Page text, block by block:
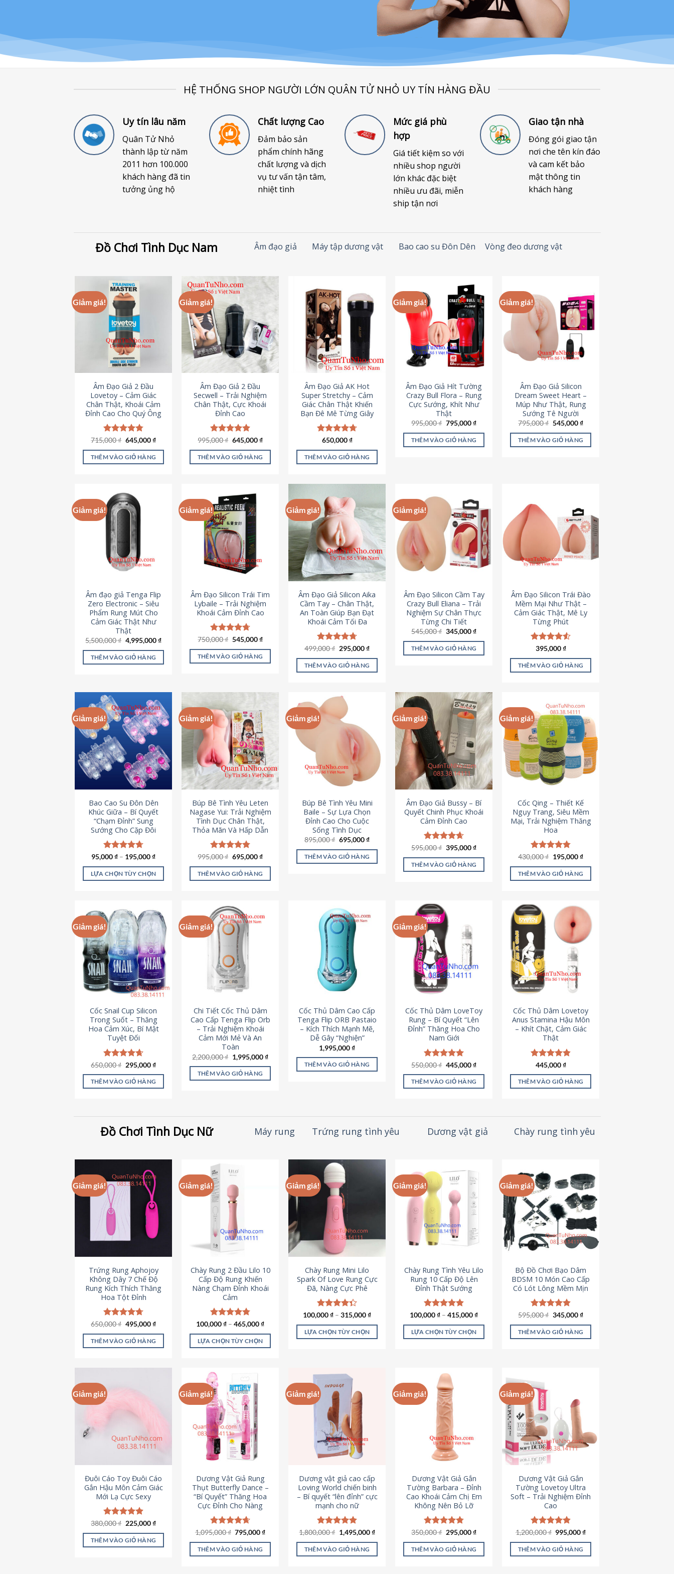
HỆ THỐNG SHOP NGƯỜI LỚN QUÂN TỬ NHỎ UY TÍN HÀNG ĐẦU
Uy tín lâu năm
Quân Tử Nhỏ
thành lập từ năm
2011 hơn 100.000
khách hàng đã tin
tưởng ủng hộ
Chất lượng Cao
Đảm bảo sản
phẩm chính hãng
chất lượng và dịch
vụ tư vấn tận tâm,
nhiệt tình
Mức giá phù
hợp
Giá tiết kiệm so với
nhiều shop người
lớn khác đặc biệt
nhiều ưu đãi, miễn
ship tận nơi
Giao tận nhà
Đóng gói giao tận
nơi che tên kín đáo
và cam kết bảo
mật thông tin
khách hàng
Đồ Chơi Tình Dục Nam Âm đạo giả Máy tập dương vật Bao cao su Đôn Dên Vòng đeo dương vật
Giảm giá!
Âm Đạo Giả 2 Đầu
Lovetoy – Cảm Giác
Chân Thật, Khoái Cảm
Đỉnh Cao Cho Quý Ông
Được xếp
hạng4.79
5 sao
715,000₫ Giá
là:
715,000 ₫.
645,000₫Giá
tại
là:
THÊM VÀO GIỎ HÀNG
Giảm giá!
Âm Đạo Giả 2 Đầu
Secwell – Trải Nghiệm
Chân Thật, Cực Khoái
Đỉnh Cao
Được xếp
hạng4.88
5 sao
995,000₫ Giá
là:
995,000 ₫.
645,000₫Giá
tại
là:
THÊM VÀO GIỎ HÀNG
Âm Đạo Giả AK Hot
Super Stretchy – Cảm
Giác Chân Thật Khiến
Bạn Đê Mê Từng Giây
Được xếp
hạng4.75
5 sao
650,000₫
THÊM VÀO GIỎ HÀNG
Giảm giá!
Âm Đạo Giả Hít Tường
Crazy Bull Flora – Rung
Cực Sướng, Khít Như
Thật
995,000₫ Giá
là:
995,000 ₫.
795,000₫Giá
tại
là:
THÊM VÀO GIỎ HÀNG
Giảm giá!
Âm Đạo Giả Silicon
Dream Sweet Heart –
Múp Như Thật, Rung
Sướng Tê Người
795,000₫ Giá
là:
795,000 ₫.
545,000₫Giá
tại
là:
THÊM VÀO GIỎ HÀNG
Giảm giá!
Âm đạo giả Tenga Flip
Zero Electronic – Siêu
Phẩm Rung Mút Cho
Cảm Giác Thật Như
Thật
5,500,000₫ Giá
gốc
là:
5,500,000 ₫.
4,995,000₫Giá
tại
THÊM VÀO GIỎ HÀNG
Giảm giá!
Âm Đạo Silicon Trái Tim
Lybaile – Trải Nghiệm
Khoái Cảm Đỉnh Cao
Được xếp
5 sao
750,000₫ Giá
là:
750,000 ₫.
545,000₫Giá
tại
là:
THÊM VÀO GIỎ HÀNG
Giảm giá!
Âm Đạo Giả Silicon Aika
Cầm Tay – Chân Thật,
An Toàn Giúp Bạn Đạt
Khoái Cảm Tối Đa
Được xếp
5 sao
499,000₫ Giá
là:
499,000 ₫.
295,000₫Giá
tại
là:
THÊM VÀO GIỎ HÀNG
Giảm giá!
Âm Đạo Silicon Cầm Tay
Crazy Bull Eliana – Trải
Nghiệm Sự Chân Thực
Từng Chi Tiết
545,000₫ Giá
là:
545,000 ₫.
345,000₫Giá
tại
là:
THÊM VÀO GIỎ HÀNG
Âm Đạo Silicon Trái Đào
Mềm Mại Như Thật –
Cảm Giác Thật, Mê Ly
Từng Phút
Được xếp
5 sao
395,000₫
THÊM VÀO GIỎ HÀNG
Giảm giá!
Bao Cao Su Đôn Dên
Khúc Giữa – Bí Quyết
“Chạm Đỉnh” Sung
Sướng Cho Cặp Đôi
Được xếp
5 sao
95,000₫ – 195,000₫
LỰA CHỌN TÙY CHỌN
này
có
nhiều
biến
thể.
Các
tùy
chọn
thể
được
chọn
trên
trang
phẩm
Giảm giá!
Búp Bê Tình Yêu Leten
Nagase Yui: Trải Nghiệm
Tình Dục Chân Thật,
Thỏa Mãn Và Hấp Dẫn
Được xếp
5 sao
995,000₫ Giá
là:
995,000 ₫.
695,000₫Giá
tại
là:
THÊM VÀO GIỎ HÀNG
Giảm giá!
Búp Bê Tình Yêu Mini
Baile – Sự Lựa Chọn
Đỉnh Cao Cho Cuộc
Sống Tình Dục
895,000₫ Giá
là:
895,000 ₫.
695,000₫Giá
tại
là:
THÊM VÀO GIỎ HÀNG
Giảm giá!
Âm Đạo Giả Bussy – Bí
Quyết Chinh Phục Khoái
Cảm Đỉnh Cao
Được xếp
5 sao
595,000₫ Giá
là:
595,000 ₫.
395,000₫Giá
tại
là:
THÊM VÀO GIỎ HÀNG
Giảm giá!
Cốc Qing – Thiết Kế
Ngụy Trang, Siêu Mềm
Mại, Trải Nghiệm Thăng
Hoa
Được xếp
5 sao
430,000₫ Giá
là:
430,000 ₫.
195,000₫Giá
tại
là:
THÊM VÀO GIỎ HÀNG
Giảm giá!
Cốc Snail Cup Silicon
Trong Suốt – Thăng
Hoa Cảm Xúc, Bí Mật
Tuyệt Đối
Được xếp
hạng4.69
5 sao
650,000₫ Giá
là:
650,000 ₫.
295,000₫Giá
tại
là:
THÊM VÀO GIỎ HÀNG
Giảm giá!
Chi Tiết Cốc Thủ Dâm
Cao Cấp Tenga Flip Orb
– Trải Nghiệm Khoái
Cảm Mới Mẻ Và An
Toàn
2,200,000₫ Giá
gốc
là:
2,200,000 ₫.
1,995,000₫Giá
THÊM VÀO GIỎ HÀNG
Cốc Thủ Dâm Cao Cấp
Tenga Flip ORB Pastaio
– Kích Thích Mạnh Mẽ,
Dễ Gây “Nghiện”
1,995,000₫
THÊM VÀO GIỎ HÀNG
Giảm giá!
Cốc Thủ Dâm LoveToy
Rung – Bí Quyết “Lên
Đỉnh” Thăng Hoa Cho
Nam Giới
Được xếp
hạng5.00
5 sao
550,000₫ Giá
là:
550,000 ₫.
445,000₫Giá
tại
là:
THÊM VÀO GIỎ HÀNG
Cốc Thủ Dâm Lovetoy
Anus Stamina Hậu Môn
– Khít Chặt, Cảm Giác
Thật
Được xếp
hạng4.84
5 sao
445,000₫
THÊM VÀO GIỎ HÀNG
Đồ Chơi Tình Dục Nữ Máy rung Trứng rung tình yêu Dương vật giả Chày rung tình yêu
Giảm giá!
Trứng Rung Aphojoy
Không Dây 7 Chế Độ
Rung Kích Thích Thăng
Hoa Tột Đỉnh
Được xếp
5 sao
650,000₫ Giá
là:
650,000 ₫.
495,000₫Giá
tại
là:
THÊM VÀO GIỎ HÀNG
Giảm giá!
Chày Rung 2 Đầu Lilo 10
Cấp Độ Rung Khiến
Nàng Chạm Đỉnh Khoái
Cảm
Được xếp
5 sao
100,000₫ – 465,000₫
LỰA CHỌN TÙY CHỌN
có
nhiều
biến
thể.
Các
tùy
chọn
thể
được
chọn
trên
trang
phẩm
Giảm giá!
Chày Rung Mini Lilo
Spark Of Love Rung Cực
Đã, Nàng Cực Phê
Được xếp
5 sao
100,000₫ – 315,000₫
LỰA CHỌN TÙY CHỌN
nhiều
thể.
Các
tùy
chọn
được
chọn
trên
trang
sản
phẩm
Giảm giá!
Chày Rung Tình Yêu Lilo
Rung 10 Cấp Độ Lên
Đỉnh Thật Sướng
Được xếp
5 sao
100,000₫ – 415,000₫
LỰA CHỌN TÙY CHỌN
có
nhiều
biến
thể.
Các
tùy
chọn
có
được
chọn
trên
trang
sản
phẩm
Giảm giá!
Bộ Đồ Chơi Bạo Dâm
BDSM 10 Món Cao Cấp
Có Lót Lông Mềm Mịn
Được xếp
5 sao
595,000₫ Giá
là:
595,000 ₫.
345,000₫Giá
tại
là:
THÊM VÀO GIỎ HÀNG
Giảm giá!
Đuôi Cáo Toy Đuôi Cáo
Gắn Hậu Môn Cảm Giác
Mới Lạ Cực Sexy
Được xếp
5 sao
380,000₫ Giá
là:
380,000 ₫.
225,000₫Giá
tại
là:
THÊM VÀO GIỎ HÀNG
Giảm giá!
Dương Vật Giả Rung
Thụt Butterfly Dance –
“Bí Quyết” Thăng Hoa
Cực Đỉnh Cho Nàng
Được xếp
5 sao
1,095,000₫ Giá
là:
1,095,000 ₫.
795,000₫Giá
tại
THÊM VÀO GIỎ HÀNG
Giảm giá!
Dương vật giả cao cấp
Loving World chiến binh
– Bí quyết “lên đỉnh” cực
mạnh cho nữ
Được xếp
5 sao
1,800,000₫ Giá
gốc
là:
1,800,000 ₫.
1,495,000₫Giá
tại
THÊM VÀO GIỎ HÀNG
Giảm giá!
Dương Vật Giả Gắn
Tường Barbara – Đỉnh
Cao Khoái Cảm Chị Em
Không Nên Bỏ Lỡ
Được xếp
5 sao
350,000₫ Giá
là:
350,000 ₫.
295,000₫Giá
tại
là:
THÊM VÀO GIỎ HÀNG
Giảm giá!
Dương Vật Giả Gắn
Tường Lovetoy Ultra
Soft – Trải Nghiệm Đỉnh
Cao
Được xếp
5 sao
1,200,000₫ Giá
là:
1,200,000 ₫.
995,000₫Giá
tại
THÊM VÀO GIỎ HÀNG